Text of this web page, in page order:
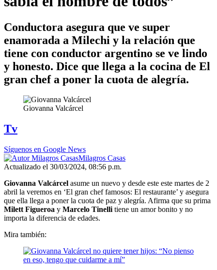
Conductora asegura que ve super
enamorada a Milechi y la relación que
tiene con conductor argentino se ve lindo
y honesto. Dice que llega a la cocina de El
gran chef a poner la cuota de alegría.
Giovanna Valcárcel
Tv
Síguenos en Google News
Milagros Casas
Actualizado el 30/03/2024, 08:56 p.m.
Giovanna Valcárcel asume un nuevo y desde este este martes de 2
abril la veremos en ‘El gran chef famosos: El restaurante’ y asegura
que ella llega a poner la cuota de paz y alegría. Afirma que su prima
Milett Figueroa y Marcelo Tinelli tiene un amor bonito y no
importa la diferencia de edades.
Mira también: